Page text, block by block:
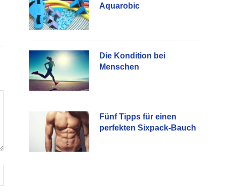
Aquarobic
Die Kondition bei
Menschen
Fünf Tipps für einen
perfekten Sixpack-Bauch